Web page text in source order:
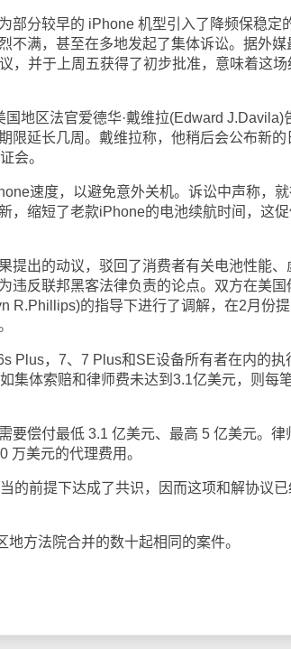
分较早的 iPhone 机型引入了降频保稳定
不满，甚至在多地发起了集体诉讼。据外媒
，并于上周五获得了初步批准，意味着这场
区法官爱德华·戴维拉(Edward J.Davila)
限延长几周。戴维拉称，他稍后会公布新的
会。
速度，以避免意外关机。诉讼中声称，就
，缩短了老款iPhone的电池续航时间，这
出的动议，驳回了消费者有关电池性能、
违反联邦黑客法律负责的论点。双方在美国
R.Phillips)的指导下进行了调解，在2月份
，7、7 Plus和SE设备所有者在内的执
集体索赔和律师费未达到3.1亿美元，则每
偿付最低 3.1 亿美元、最高 5 亿美元。律
万美元的代理费用。
前提下达成了共识，因而这项和解协议已
方法院合并的数十起相同的案件。